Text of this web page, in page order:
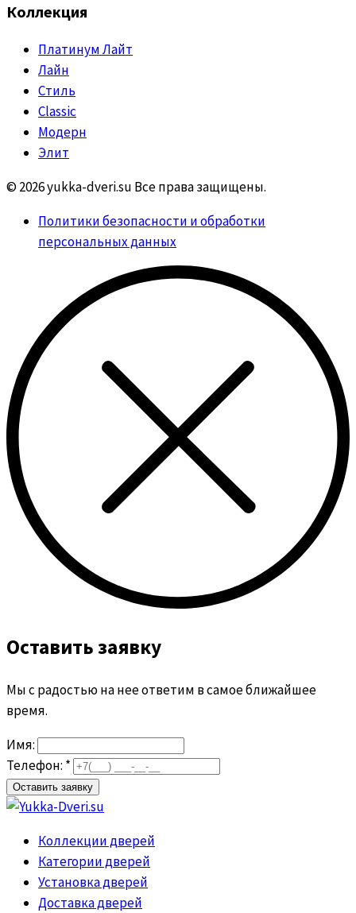
Коллекция
Платинум Лайт
Лайн
Стиль
Classic
Модерн
Элит
© 2026 yukka-dveri.su Все права защищены.
Политики безопасности и обработки
персональных данных
Оставить заявку
Мы с радостью на нее ответим в самое ближайшее
время.
Имя:
Телефон: *
Коллекции дверей
Категории дверей
Установка дверей
Доставка дверей